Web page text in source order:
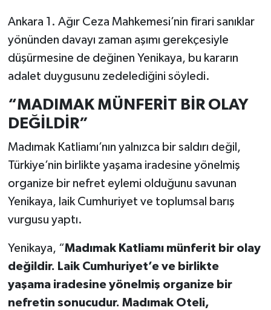
Ankara 1. Ağır Ceza Mahkemesi’nin firari sanıklar
yönünden davayı zaman aşımı gerekçesiyle
düşürmesine de değinen Yenikaya, bu kararın
adalet duygusunu zedelediğini söyledi.
“MADIMAK MÜNFERİT BİR OLAY
DEĞİLDİR”
Madımak Katliamı’nın yalnızca bir saldırı değil,
Türkiye’nin birlikte yaşama iradesine yönelmiş
organize bir nefret eylemi olduğunu savunan
Yenikaya, laik Cumhuriyet ve toplumsal barış
vurgusu yaptı.
Yenikaya, “Madımak Katliamı münferit bir olay
değildir. Laik Cumhuriyet’e ve birlikte
yaşama iradesine yönelmiş organize bir
nefretin sonucudur. Madımak Oteli,